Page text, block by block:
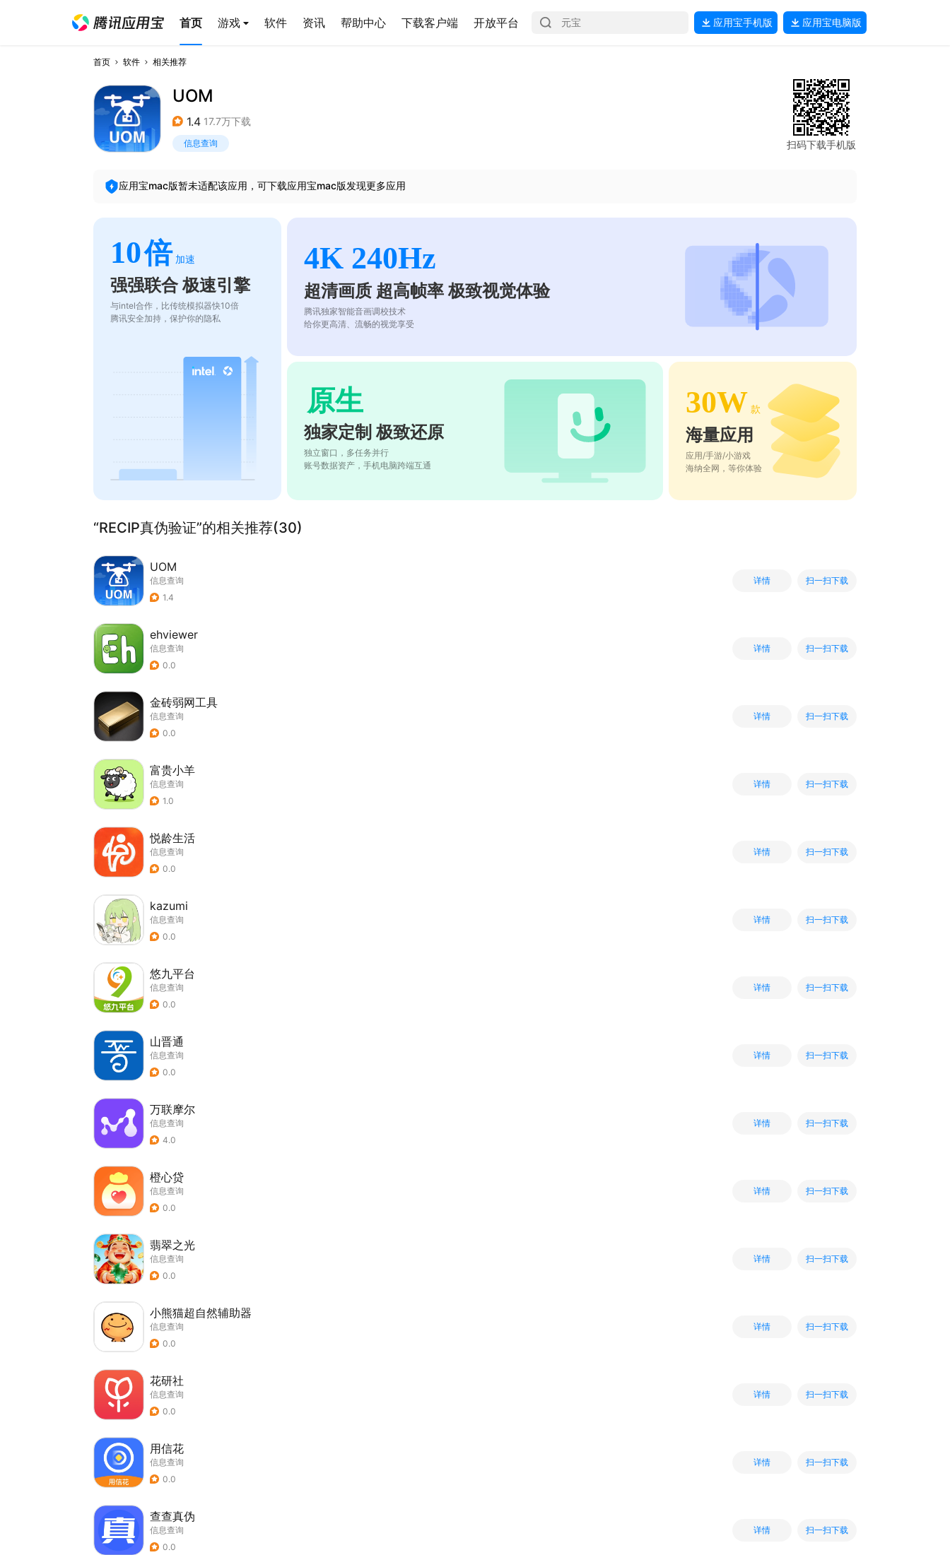
首页 游戏 软件 资讯 帮助中心 下载客户端 开放平台 应用宝手机版 应用宝电脑版
首页 软件 相关推荐
UOM
1.4 17.7万下载
信息查询 扫码下载手机版
应用宝mac版暂未适配该应用，可下载应用宝mac版发现更多应用
10倍 加速
强强联合 极速引擎
与intel合作，比传统模拟器快10倍
腾讯安全加持，保护你的隐私
4K 240Hz
超清画质 超高帧率 极致视觉体验
腾讯独家智能音画调校技术
给你更高清、流畅的视觉享受
原生
独家定制 极致还原
独立窗口，多任务并行
账号数据资产，手机电脑跨端互通
30W 款
海量应用
应用/手游/小游戏
海纳全网，等你体验
“RECIP真伪验证”的相关推荐(30)
UOM
信息查询
1.4
详情 扫一扫下载
ehviewer
信息查询
0.0
详情 扫一扫下载
金砖弱网工具
信息查询
0.0
详情 扫一扫下载
富贵小羊
信息查询
1.0
详情 扫一扫下载
悦龄生活
信息查询
0.0
详情 扫一扫下载
kazumi
信息查询
0.0
详情 扫一扫下载
悠九平台
信息查询
0.0
详情 扫一扫下载
山晋通
信息查询
0.0
详情 扫一扫下载
万联摩尔
信息查询
4.0
详情 扫一扫下载
橙心贷
信息查询
0.0
详情 扫一扫下载
翡翠之光
信息查询
0.0
详情 扫一扫下载
小熊猫超自然辅助器
信息查询
0.0
详情 扫一扫下载
花研社
信息查询
0.0
详情 扫一扫下载
用信花
信息查询
0.0
详情 扫一扫下载
查查真伪
信息查询
0.0
详情 扫一扫下载